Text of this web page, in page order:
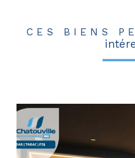
CES BIENS